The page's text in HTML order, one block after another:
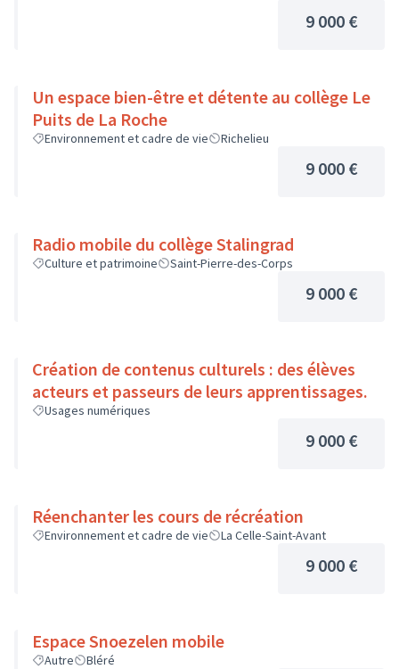
9 000 €
Un espace bien-être et détente au collège Le
Puits de La Roche
Environnement et cadre de vie Richelieu
9 000 €
Radio mobile du collège Stalingrad
Culture et patrimoine Saint-Pierre-des-Corps
9 000 €
Création de contenus culturels : des élèves
acteurs et passeurs de leurs apprentissages.
Usages numériques
9 000 €
Réenchanter les cours de récréation
Environnement et cadre de vie La Celle-Saint-Avant
9 000 €
Espace Snoezelen mobile
Autre Bléré